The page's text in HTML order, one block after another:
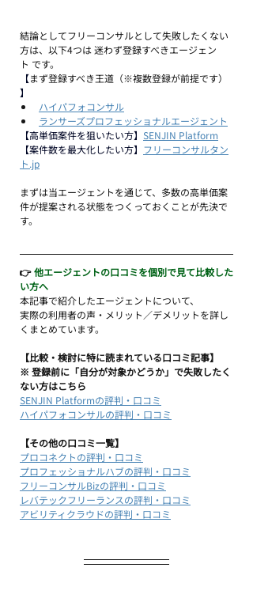
結論としてフリーコンサルとして失敗したくない
方は、以下4つは 迷わず登録すべきエージェン
ト です。
【まず登録すべき王道（※複数登録が前提です）
】
ハイパフォコンサル
ランサーズプロフェッショナルエージェント
【高単価案件を狙いたい方】 SENJIN Platform
【案件数を最大化したい方】 フリーコンサルタン
ト.jp
まずは当エージェントを通じて、 多数の高単価案
件が提案される状態をつくっておく ことが先決で
す。
👉 他エージェントの口コミを個別で見て比較した
い方へ
本記事で紹介したエージェントについて、
実際の利用者の声・メリット／デメリットを詳し
くまとめています。
【比較・検討に特に読まれている口コミ記事】
※ 登録前に「自分が対象かどうか」で失敗したく
ない方はこちら
SENJIN Platformの評判・口コミ
ハイパフォコンサルの評判・口コミ
【その他の口コミ一覧】
プロコネクトの評判・口コミ
プロフェッショナルハブの評判・口コミ
フリーコンサルBizの評判・口コミ
レバテックフリーランスの評判・口コミ
アビリティクラウドの評判・口コミ